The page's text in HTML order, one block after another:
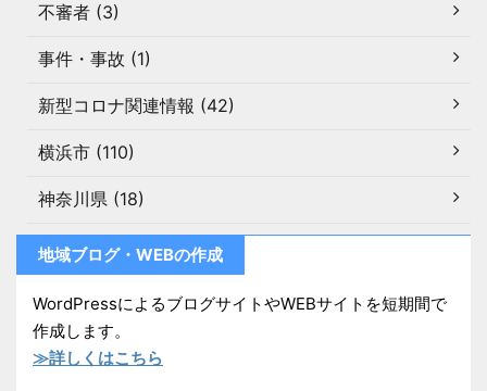
不審者 (3)
事件・事故 (1)
新型コロナ関連情報 (42)
横浜市 (110)
神奈川県 (18)
地域ブログ・WEBの作成
WordPressによるブログサイトやWEBサイトを短期間で
作成します。
≫詳しくはこちら